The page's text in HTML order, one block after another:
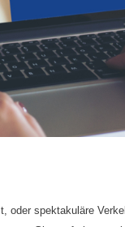
oder spektakuläre